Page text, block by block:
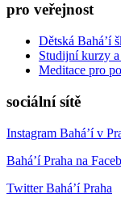
pro veřejnost
Dětská Bahá’í
Studijní kurzy
Meditace pro
sociální sítě
Instagram Bahá’í v
Bahá’í Praha na
Twitter Bahá’í Praha